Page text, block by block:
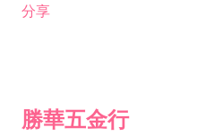
分享
勝華五金行